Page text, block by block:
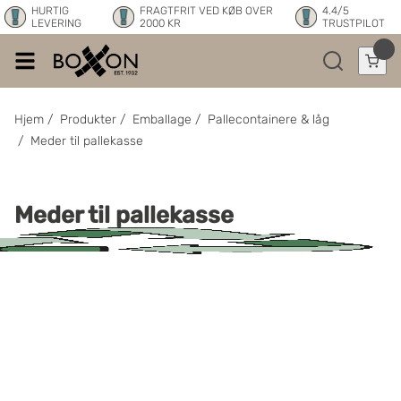
HURTIG
LEVERING
FRAGTFRIT VED KØB OVER
2000 KR
4.4/5
TRUSTPILOT
Hjem / Produkter / Emballage / Pallecontainere & låg
/ Meder til pallekasse
Meder til pallekasse